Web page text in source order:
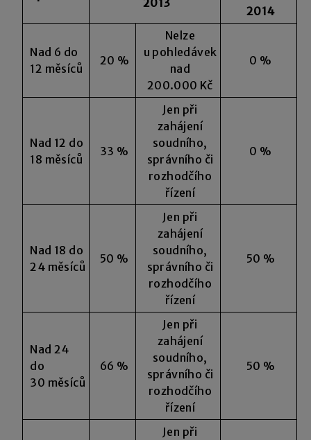
2014
Nad 6 do
12 měsíců
20 %
Nelze
u pohledávek
nad
200.000 Kč
0 %
Nad 12 do
18 měsíců
33 %
Jen při
zahájení
soudního,
správního či
rozhodčího
řízení
0 %
Nad 18 do
24 měsíců
50 %
Jen při
zahájení
soudního,
správního či
rozhodčího
řízení
50 %
Nad 24
do
30 měsíců
66 %
Jen při
zahájení
soudního,
správního či
rozhodčího
řízení
50 %
Jen při